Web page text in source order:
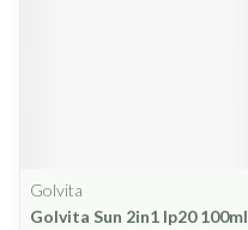
Golvita
Golvita Sun 2in1 Ip20 100ml